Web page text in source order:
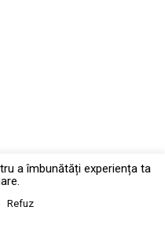
a îmbunătăți experiența ta
Refuz